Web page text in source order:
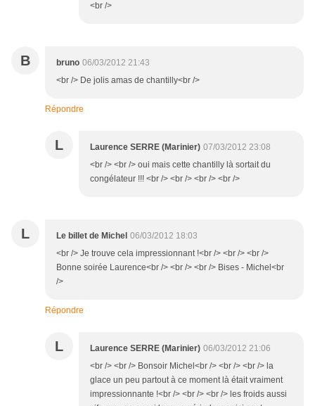
<br />
B bruno 06/03/2012 21:43
<br /> De jolis amas de chantilly<br />
Répondre
L Laurence SERRE (Marinier) 07/03/2012 23:08
<br /> <br /> oui mais cette chantilly là sortait du
congélateur !!! <br /> <br /> <br /> <br />
L Le billet de Michel 06/03/2012 18:03
<br /> Je trouve cela impressionnant !<br /> <br /> <br />
Bonne soirée Laurence<br /> <br /> <br /> Bises - Michel<br
/>
Répondre
L Laurence SERRE (Marinier) 06/03/2012 21:06
<br /> <br /> Bonsoir Michel<br /> <br /> <br /> la
glace un peu partout à ce moment là était vraiment
impressionnante !<br /> <br /> <br /> les froids aussi